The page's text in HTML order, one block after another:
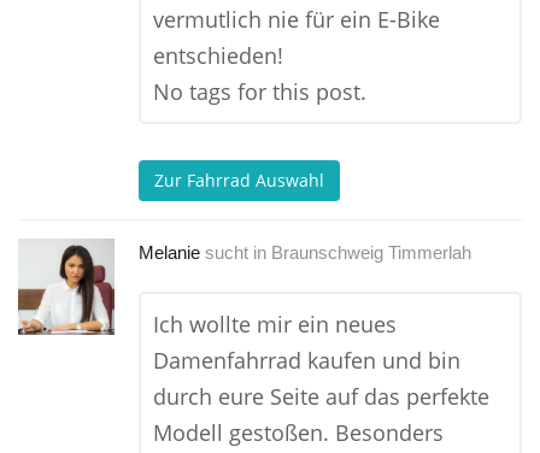
vermutlich nie für ein E-Bike
entschieden!
No tags for this post.
Zur Fahrrad Auswahl
Melanie sucht in Braunschweig Timmerlah
Ich wollte mir ein neues
Damenfahrrad kaufen und bin
durch eure Seite auf das perfekte
Modell gestoßen. Besonders